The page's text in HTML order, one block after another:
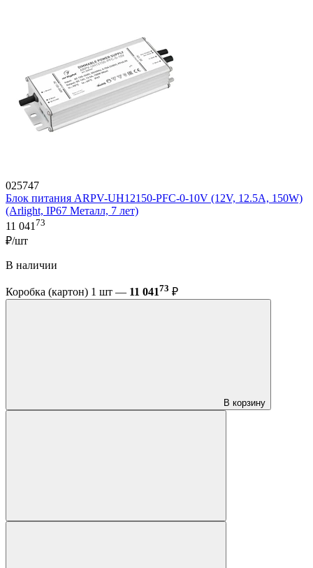
025747
Блок питания ARPV-UH12150-PFC-0-10V (12V, 12.5A, 150W)
(Arlight, IP67 Металл, 7 лет)
11 041 73
₽/шт
В наличии
Коробка (картон) 1 шт — 11 04173 ₽
В корзину